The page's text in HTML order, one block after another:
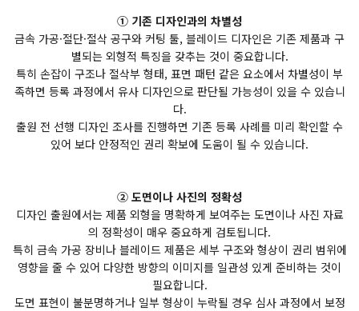
① 기존 디자인과의 차별성
금속 가공·절단·절삭 공구와 커팅 툴, 블레이드 디자인은 기존 제품과 구
별되는 외형적 특징을 갖추는 것이 중요합니다.
특히 손잡이 구조나 절삭부 형태, 표면 패턴 같은 요소에서 차별성이 부
족하면 등록 과정에서 유사 디자인으로 판단될 가능성이 있을 수 있습니
다.
출원 전 선행 디자인 조사를 진행하면 기존 등록 사례를 미리 확인할 수
있어 보다 안정적인 권리 확보에 도움이 될 수 있습니다.
② 도면이나 사진의 정확성
디자인 출원에서는 제품 외형을 명확하게 보여주는 도면이나 사진 자료
의 정확성이 매우 중요하게 검토됩니다.
특히 금속 가공 장비나 블레이드 제품은 세부 구조와 형상이 권리 범위에
영향을 줄 수 있어 다양한 방향의 이미지를 일관성 있게 준비하는 것이
필요합니다.
도면 표현이 불분명하거나 일부 형상이 누락될 경우 심사 과정에서 보정